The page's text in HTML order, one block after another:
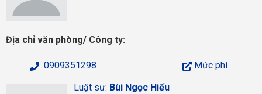
Địa chỉ văn phòng/ Công ty:
0909351298
Mức phí
Luật sư: Bùi Ngọc Hiếu